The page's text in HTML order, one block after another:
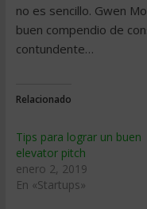
no es sencillo. Gwen
buen compendio de
contundente…
Relacionado
Tips para lograr un buen
elevator pitch
enero 2, 2019
En «Startups»